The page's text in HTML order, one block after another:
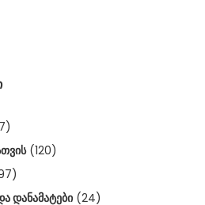
(120)
ᲓᲐᲜᲐᲛᲐᲢᲔᲑᲘ (24)